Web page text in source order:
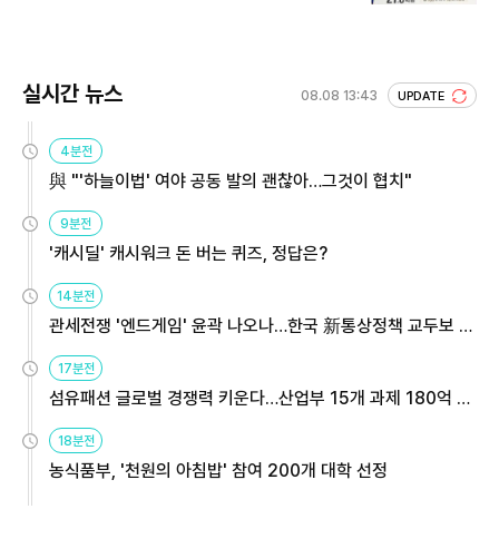
실시간 뉴스 08.08 13:43 UPDATE
4분전
與 "'하늘이법' 여야 공동 발의 괜찮아…그것이 협치"
9분전
'캐시딜' 캐시워크 돈 버는 퀴즈, 정답은?
14분전
관세전쟁 '엔드게임' 윤곽 나오나…한국 新통상정책 교두보 활
용해야
17분전
섬유패션 글로벌 경쟁력 키운다…산업부 15개 과제 180억 지
원
18분전
농식품부, '천원의 아침밥' 참여 200개 대학 선정